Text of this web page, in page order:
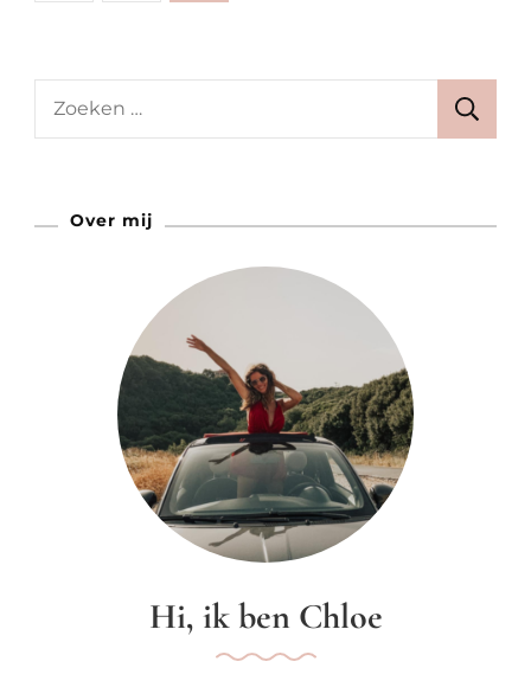
Zoeken
Over mij
Hi, ik ben Chloe